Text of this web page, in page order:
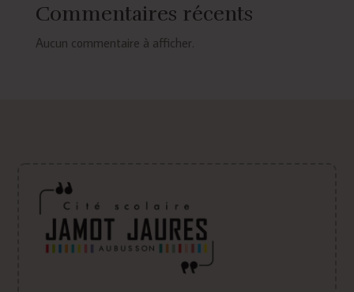
Commentaires récents
Aucun commentaire à afficher.